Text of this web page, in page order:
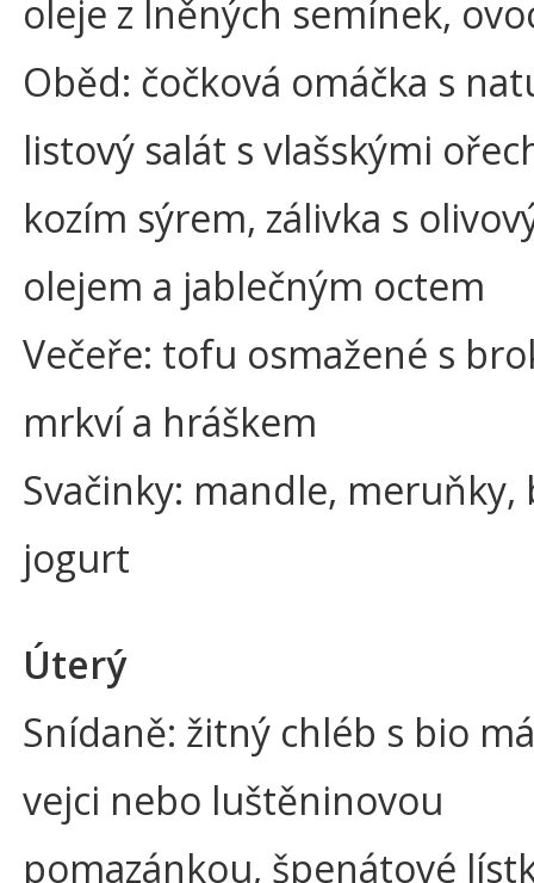
oleje z lněných semínek,
Oběd: čočková omáčka s
listový salát s vlašskými
kozím sýrem, zálivka s
olejem a jablečným octem
Večeře: tofu osmažené s
mrkví a hráškem
Svačinky: mandle, meruňky,
jogurt
Úterý
Snídaně: žitný chléb s bio
vejci nebo luštěninovou
pomazánkou, špenátové